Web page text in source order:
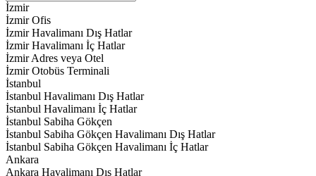
İzmir
İzmir Ofis
İzmir Havalimanı Dış Hatlar
İzmir Havalimanı İç Hatlar
İzmir Adres veya Otel
İzmir Otobüs Terminali
İstanbul
İstanbul Havalimanı Dış Hatlar
İstanbul Havalimanı İç Hatlar
İstanbul Sabiha Gökçen
İstanbul Sabiha Gökçen Havalimanı Dış Hatlar
İstanbul Sabiha Gökçen Havalimanı İç Hatlar
Ankara
Ankara Havalimanı Dış Hatlar